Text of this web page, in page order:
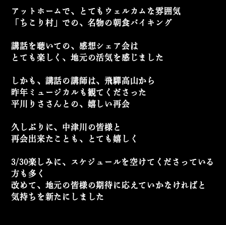
アットホームで、とてもウェルカムな雰囲気
「ちこり村」での、名物の朝食バイキング
講話を聴いての、感想シェア会は
とても楽しく、地元の活気を感じました
しかも、講話の講師は、飛驒高山から
昨年ミュージカルも観てくださった
平川りささんとの、嬉しい再会
久しぶりに、中津川の皆様と
再会出来たことも、とても嬉しく
3/30楽しみに、スケジュールを空けてくださっている
方も多く
改めて、地元の皆様の期待に応えていかなければと
気持ちを新たにしました